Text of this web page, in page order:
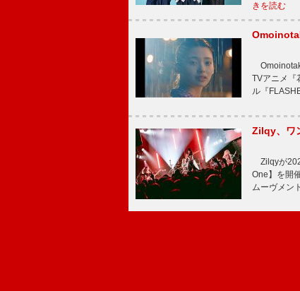
きを読む
TVアニメ『
ル『
Zilqy、ワ
Zilqyが
One】を開
ムーヴメン